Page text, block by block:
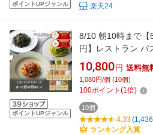
ポイントUPジャンル 楽天24
ポイントUPジャンル
8/10 朝10時まで
円】レストラン パ
る パスタ ソース
レ/PastaSauce 手
品 お取り寄せ ギフ
10,800 円 送料無
1,080円/個 (10個)
100ポイント (1倍)
10個
4.33
ランキング入賞